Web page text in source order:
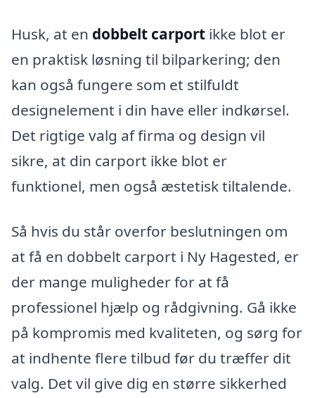
Husk, at en dobbelt carport ikke blot er
en praktisk løsning til bilparkering; den
kan også fungere som et stilfuldt
designelement i din have eller indkørsel.
Det rigtige valg af firma og design vil
sikre, at din carport ikke blot er
funktionel, men også æstetisk tiltalende.
Så hvis du står overfor beslutningen om
at få en dobbelt carport i Ny Hagested, er
der mange muligheder for at få
professionel hjælp og rådgivning. Gå ikke
på kompromis med kvaliteten, og sørg for
at indhente flere tilbud før du træffer dit
valg. Det vil give dig en større sikkerhed